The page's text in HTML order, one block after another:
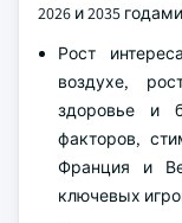
2026 и 2035
Рост
воздухе,
здоровье и
факторов,
Франция и
ключевых